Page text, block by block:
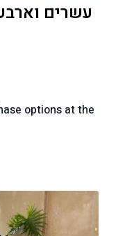
עשרים
options at the